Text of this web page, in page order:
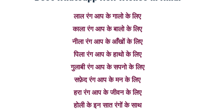
लाल रंग आप के गालो के लिए
काला रंग आप के बालो के लिए
नीला रंग आप के आँखों के लिए
पिला रंग आप के हाथो के लिए
गुलाबी रंग आप के सपनो के लिए
सफ़ेद रंग आप के मन के लिए
हरा रंग आप के जीवन के लिए
होली के इन सात रंगों के साथ